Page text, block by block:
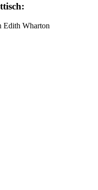
Edith Wharton